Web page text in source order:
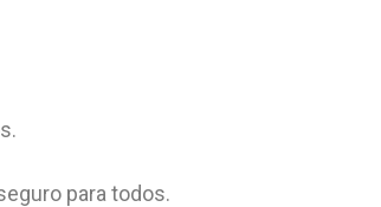
para todos.